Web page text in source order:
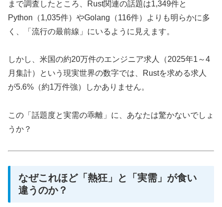
まで調査したところ、Rust関連の話題は1,349件と
Python（1,035件）やGolang（116件）よりも明らかに多
く、「流行の最前線」にいるように見えます。
しかし、米国の約20万件のエンジニア求人（2025年1～4
月集計）という現実世界の数字では、Rustを求める求人
が5.6%（約1万件強）しかありません。
この「話題度と実需の乖離」に、あなたは驚かないでしょ
うか？
なぜこれほど「熱狂」と「実需」が食い
違うのか？